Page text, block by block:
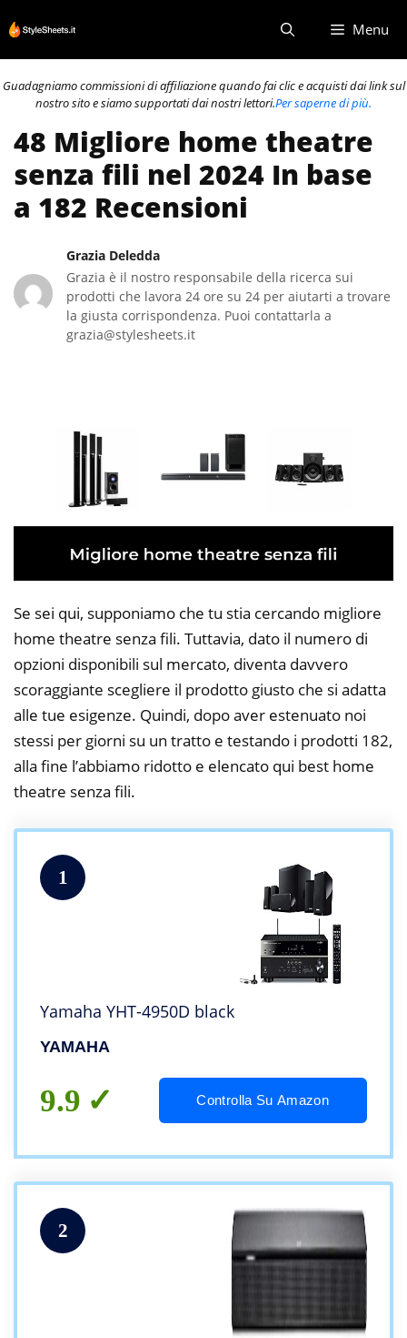
al
contenuto
Menu
Guadagniamo commissioni di affiliazione quando fai clic e acquisti dai link sul
nostro sito e siamo supportati dai nostri lettori.Per saperne di più.
48 Migliore home theatre
senza fili nel 2024 In base
a 182 Recensioni
Grazia Deledda
Grazia è il nostro responsabile della ricerca sui
prodotti che lavora 24 ore su 24 per aiutarti a trovare
la giusta corrispondenza. Puoi contattarla a
grazia@stylesheets.it
Se sei qui, supponiamo che tu stia cercando migliore
home theatre senza fili. Tuttavia, dato il numero di
opzioni disponibili sul mercato, diventa davvero
scoraggiante scegliere il prodotto giusto che si adatta
alle tue esigenze. Quindi, dopo aver estenuato noi
stessi per giorni su un tratto e testando i prodotti 182,
alla fine l’abbiamo ridotto e elencato qui best home
theatre senza fili.
1
Yamaha YHT-4950D black
YAMAHA
9.9 Controlla Su Amazon
2